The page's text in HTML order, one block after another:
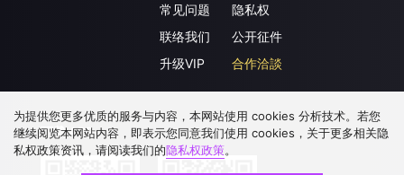
常见问题
联络我们
升级VIP
隐私权
公开征件
合作洽談
下载 APP
为提供您更多优质的服务与内容，本网站使用 cookies 分析技术。若您
继续阅览本网站内容，即表示您同意我们使用 cookies，关于更多相关隐
私权政策资讯，请阅读我们的隐私权政策。